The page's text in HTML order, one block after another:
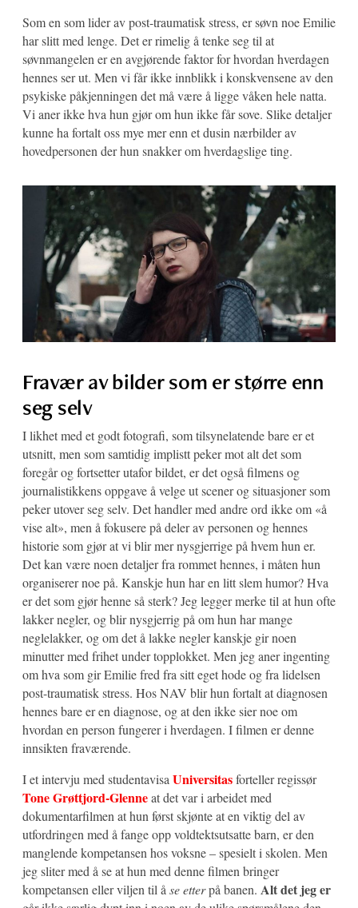
Som en som lider av post-traumatisk stress, er søvn noe Emilie
har slitt med lenge. Det er rimelig å tenke seg til at
søvnmangelen er en avgjørende faktor for hvordan hverdagen
hennes ser ut. Men vi får ikke innblikk i konskvensene av den
psykiske påkjenningen det må være å ligge våken hele natta.
Vi aner ikke hva hun gjør om hun ikke får sove. Slike detaljer
kunne ha fortalt oss mye mer enn et dusin nærbilder av
hovedpersonen der hun snakker om hverdagslige ting.
Fravær av bilder som er større enn
seg selv
I likhet med et godt fotografi, som tilsynelatende bare er et
utsnitt, men som samtidig implistt peker mot alt det som
foregår og fortsetter utafor bildet, er det også filmens og
journalistikkens oppgave å velge ut scener og situasjoner som
peker utover seg selv. Det handler med andre ord ikke om «å
vise alt», men å fokusere på deler av personen og hennes
historie som gjør at vi blir mer nysgjerrige på hvem hun er.
Det kan være noen detaljer fra rommet hennes, i måten hun
organiserer noe på. Kanskje hun har en litt slem humor? Hva
er det som gjør henne så sterk? Jeg legger merke til at hun ofte
lakker negler, og blir nysgjerrig på om hun har mange
neglelakker, og om det å lakke negler kanskje gir noen
minutter med frihet under topplokket. Men jeg aner ingenting
om hva som gir Emilie fred fra sitt eget hode og fra lidelsen
post-traumatisk stress. Hos NAV blir hun fortalt at diagnosen
hennes bare er en diagnose, og at den ikke sier noe om
hvordan en person fungerer i hverdagen. I filmen er denne
innsikten fraværende.
I et intervju med studentavisa Universitasforteller regissør
Tone Grøttjord-Glenneat det var i arbeidet med
dokumentarfilmen at hun først skjønte at en viktig del av
utfordringen med å fange opp voldtektsutsatte barn, er den
manglende kompetansen hos voksne – spesielt i skolen. Men
jeg sliter med å se at hun med denne filmen bringer
kompetansen eller viljen til å se etterpå banen. Alt det jeg er